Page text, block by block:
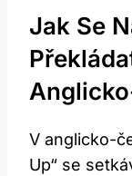
Jak Se
V anglicko-
Up“ se